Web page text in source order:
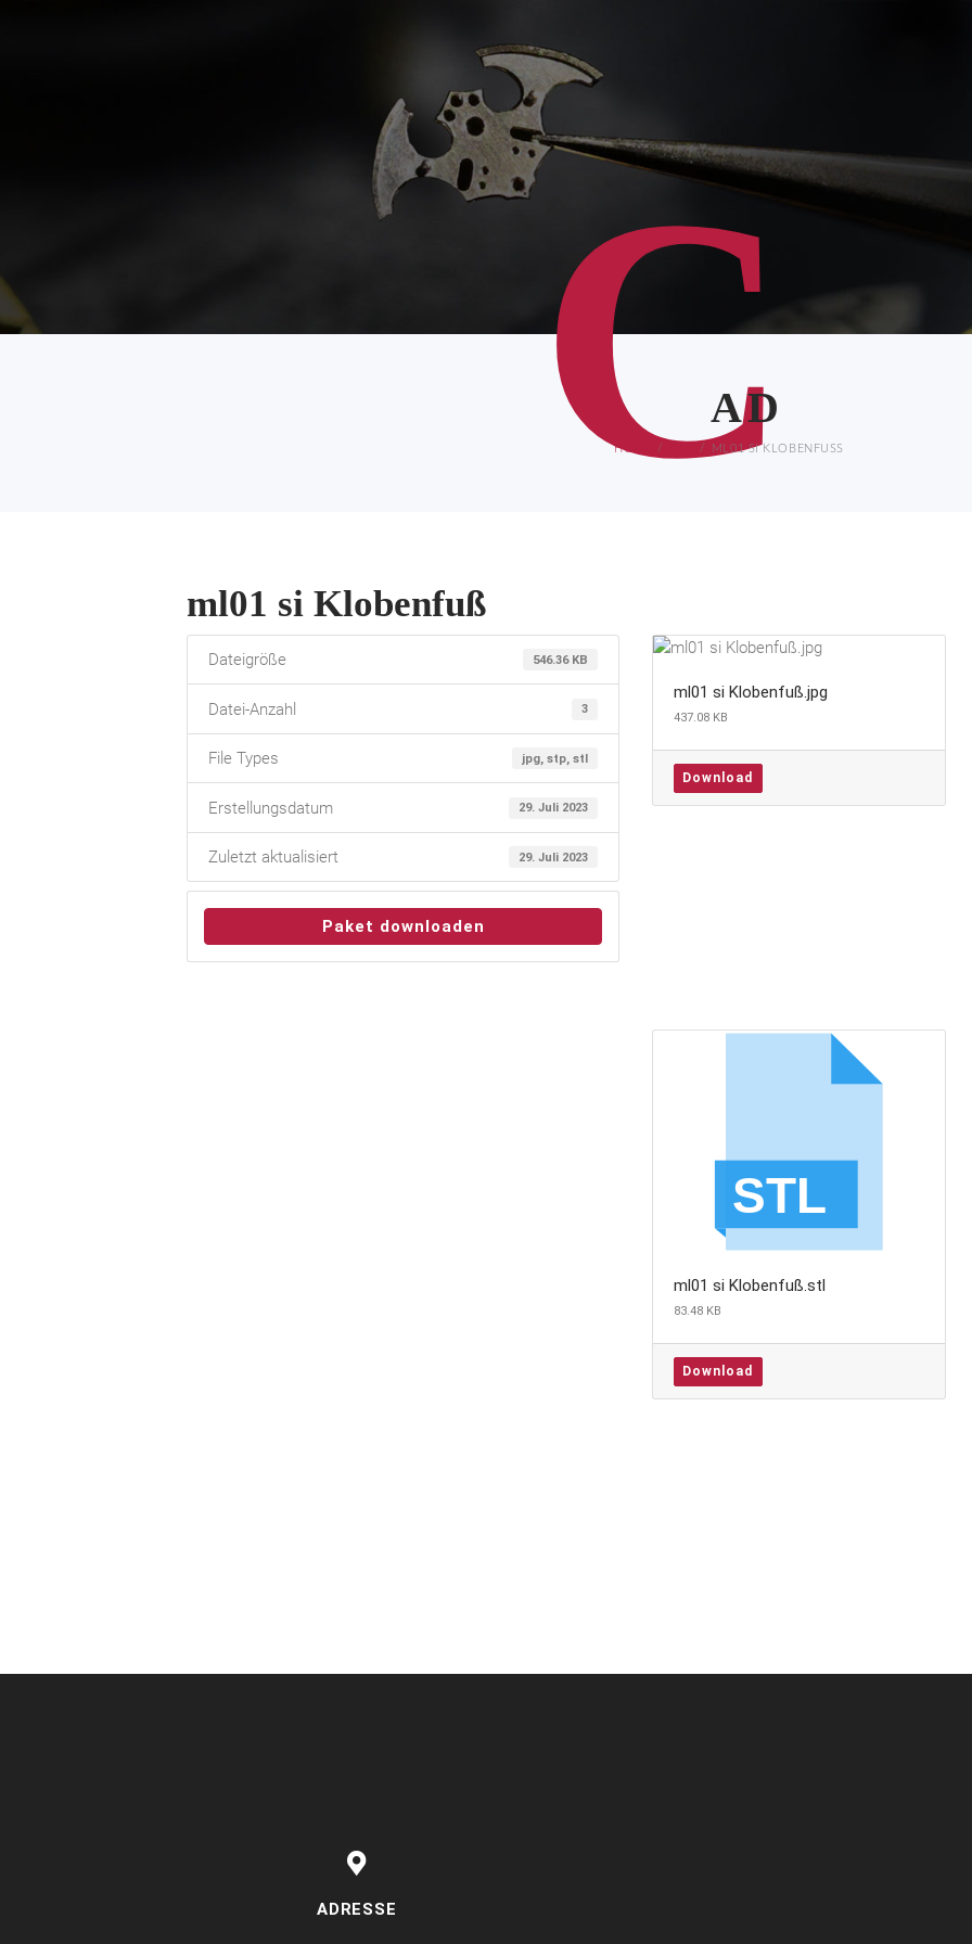
C
AD
HOME ML01 SI KLOBENFUSS
ml01 si Klobenfuß
Dateigröße 546.36 KB
Datei-Anzahl 3
File Types jpg, stp, stl
Erstellungsdatum 29. Juli 2023
Zuletzt aktualisiert 29. Juli 2023
Paket downloaden
ml01 si Klobenfuß.jpg
437.08 KB
Download
ml01 si Klobenfuß.stl
83.48 KB
Download
ADRESSE